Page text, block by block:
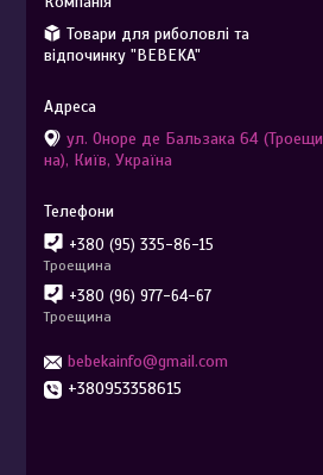
Товари для риболовлі та
відпочинку "BEBEKA"
ул. Оноре де Бальзака 64 (Троещи
на), Київ, Україна
+380 (95) 335-86-15
Троещина
+380 (96) 977-64-67
Троещина
bebekainfo@gmail.com
+380953358615